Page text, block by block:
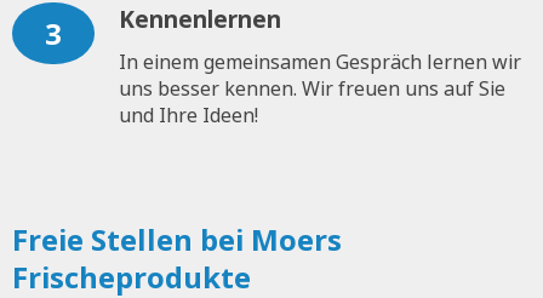
3 Kennenlernen
In einem gemeinsamen Gespräch lernen wir
uns besser kennen. Wir freuen uns auf Sie
und Ihre Ideen!
Freie Stellen bei Moers
Frischeprodukte